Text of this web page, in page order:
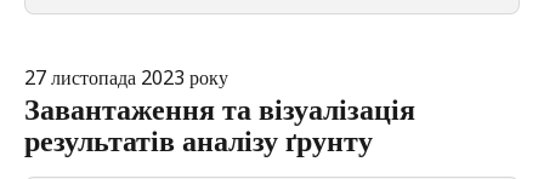
27 листопада 2023 року
Завантаження та візуалізація
результатів аналізу ґрунту